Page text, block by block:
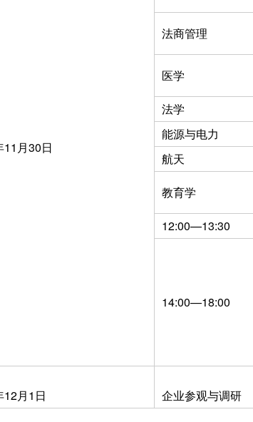
11月30日
法商管理
医学
法学
能源与电力
航天
教育学
12:00—13:30
14:00—18:00
12月1日 企业参观与调研